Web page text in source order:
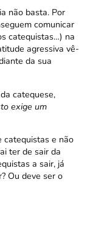
não basta. Por
comunicar
catequistas…) na
agressiva vê-
da sua
catequese,
exige um
catequistas e não
ter de sair da
a sair, já
Ou deve ser o